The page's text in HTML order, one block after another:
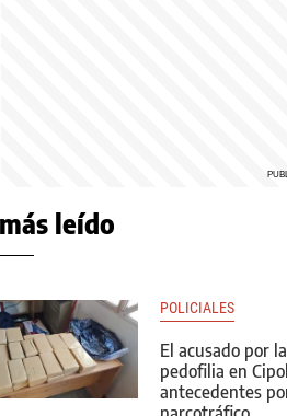
leído
POLICIALES
El acusado por
pedofilia en
antecedentes